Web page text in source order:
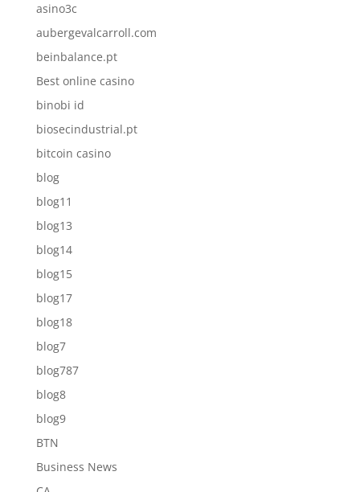
asino3c
aubergevalcarroll.com
beinbalance.pt
Best online casino
binobi id
biosecindustrial.pt
bitcoin casino
blog
blog11
blog13
blog14
blog15
blog17
blog18
blog7
blog787
blog8
blog9
BTN
Business News